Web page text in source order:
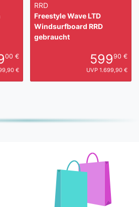
00 €
€
RRD
Freestyle Wave LTD
Windsurfboard RRD
gebraucht
59990 €
UVP 1.699,90 €